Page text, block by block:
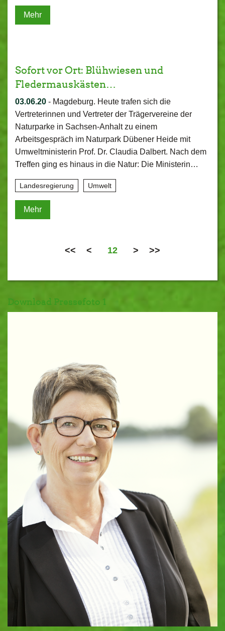
Mehr
Sofort vor Ort: Blühwiesen und
Fledermauskästen…
03.06.20 - Magdeburg. Heute trafen sich die
Vertreterinnen und Vertreter der Trägervereine der
Naturparke in Sachsen-Anhalt zu einem
Arbeitsgespräch im Naturpark Dübener Heide mit
Umweltministerin Prof. Dr. Claudia Dalbert. Nach dem
Treffen ging es hinaus in die Natur: Die Ministerin…
Landesregierung Umwelt
Mehr
<< < 12 > >>
Download Pressefoto 1